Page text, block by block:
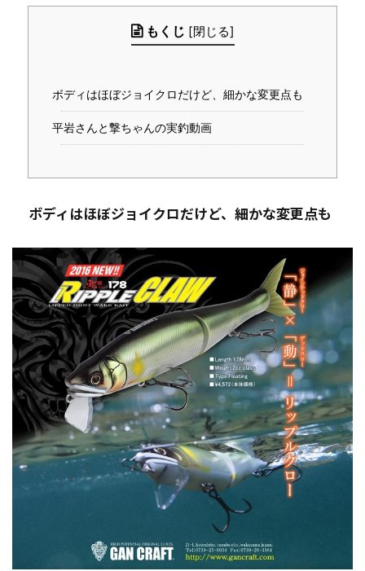
もくじ [閉じる]
ボディはほぼジョイクロだけど、細かな変更点も
平岩さんと撃ちゃんの実釣動画
ボディはほぼジョイクロだけど、細かな変更点も